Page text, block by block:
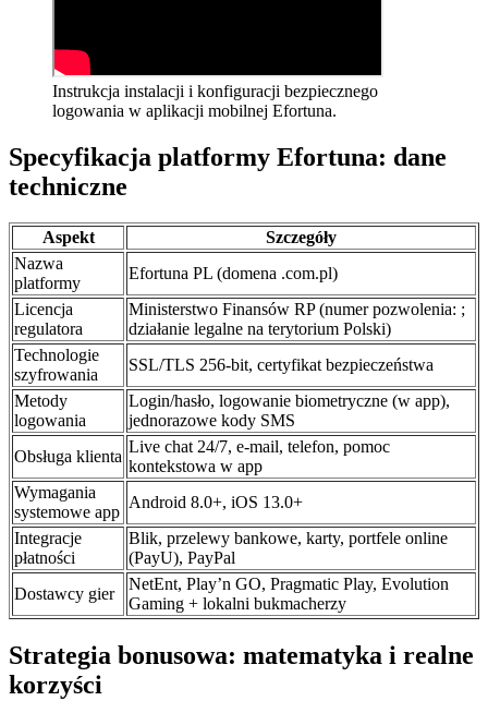
Instrukcja instalacji i konfiguracji bezpiecznego
logowania w aplikacji mobilnej Efortuna.
Specyfikacja platformy Efortuna: dane
techniczne
Aspekt
Szczegóły
Nazwa
platformy
Efortuna PL (domena .com.pl)
Licencja
regulatora
Ministerstwo Finansów RP (numer pozwolenia: ;
działanie legalne na terytorium Polski)
Technologie
szyfrowania
SSL/TLS 256-bit, certyfikat bezpieczeństwa
Metody
logowania
Login/hasło, logowanie biometryczne (w app),
jednorazowe kody SMS
Obsługa klienta
Live chat 24/7, e-mail, telefon, pomoc
kontekstowa w app
Wymagania
systemowe app
Android 8.0+, iOS 13.0+
Integracje
płatności
Blik, przelewy bankowe, karty, portfele online
(PayU), PayPal
Dostawcy gier
NetEnt, Play’n GO, Pragmatic Play, Evolution
Gaming + lokalni bukmacherzy
Strategia bonusowa: matematyka i realne
korzyści